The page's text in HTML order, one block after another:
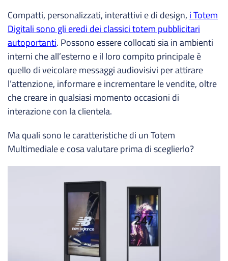
Compatti, personalizzati, interattivi e di design,i Totem
Digitali sono gli eredi dei classici totem pubblicitari
autoportanti. Possono essere collocati sia in ambienti
interni che all’esterno e il loro compito principale è
quello di veicolare messaggi audiovisivi per attirare
l’attenzione, informare e incrementare le vendite,oltre
che creare in qualsiasi momento occasioni di
interazione con la clientela.
Ma quali sono le caratteristiche di un Totem
Multimediale e cosa valutare prima di sceglierlo?